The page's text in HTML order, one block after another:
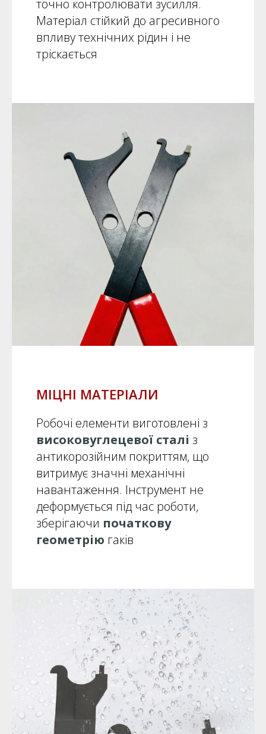
точно контролювати зусилля.
Матеріал стійкий до агресивного
впливу технічних рідин і не
тріскається
МІЦНІ МАТЕРІАЛИ
Робочі елементи виготовлені з
високовуглецевої сталі з
антикорозійним покриттям, що
витримує значні механічні
навантаження. Інструмент не
деформується під час роботи,
зберігаючи початкову
геометрію гаків